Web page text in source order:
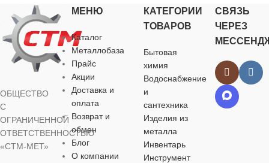
для водоснабжения ,для
газоснабжения
,для
отопления
МАТЕРИАЛ
латунь
ДИАМЕТР 15 мм
разъёмное
для
ОБЩЕСТВО
С
ОГРАНИЧЕННОЙ
ОТВЕТСТВЕННОСТЬЮ
«СТМ-МЕТ»
МЕНЮ
Каталог
Металлобаза
Прайс
Акции
Доставка и
оплата
Возврат и
обмен
Блог
О компании
КАТЕГОРИИ
ТОВАРОВ
Бытовая
химия
Водоснабжение
и
сантехника
Изделия из
металла
Инвентарь
Инструмент
СВЯЗЬ
ЧЕРЕЗ